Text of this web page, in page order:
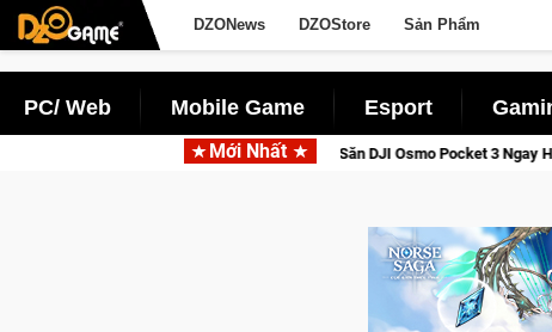
DZONews DZOStore Sản Phẩm
PC/ Web Mobile Game Esport
Mới Nhất
Thức Tỉnh, Săn DJI Osmo Pocket 3 Ngay Hôm Nay Lineage